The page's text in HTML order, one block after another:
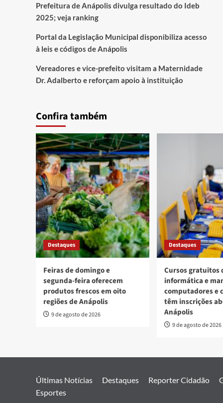
Prefeitura de Anápolis divulga resultado do Ideb
2025; veja ranking
Portal da Legislação Municipal disponibiliza acesso
à leis e códigos de Anápolis
Vereadores e vice-prefeito visitam a Maternidade
Dr. Adalberto e reforçam apoio à instituição
Confira também
Destaques
Feiras de domingo e
segunda-feira oferecem
produtos frescos em oito
regiões de Anápolis
9 de agosto de 2026
Destaques
Cursos gratuitos
informática e
computadores e
têm inscrições
Anápolis
9 de agosto de 2026
Últimas Notícias Destaques Reporter Cidadão
Esportes